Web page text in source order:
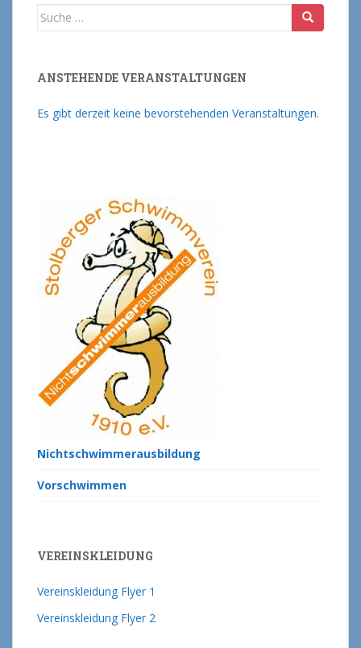
Suche nach:
ANSTEHENDE VERANSTALTUNGEN
Es gibt derzeit keine bevorstehenden Veranstaltungen.
Nichtschwimmerausbildung
Vorschwimmen
VEREINSKLEIDUNG
Vereinskleidung Flyer 1
Vereinskleidung Flyer 2